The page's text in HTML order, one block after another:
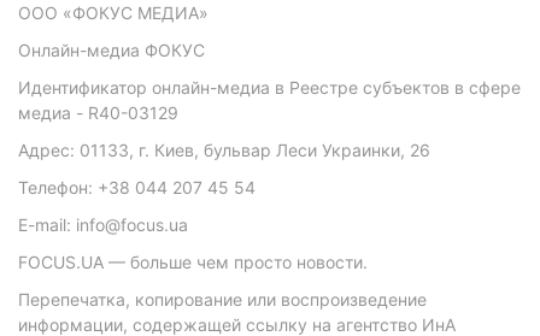
ООО «ФОКУС МЕДИА»
Онлайн-медиа ФОКУС
Идентификатор онлайн-медиа в Реестре субъектов в сфере
медиа - R40-03129
Адрес: 01133, г. Киев, бульвар Леси Украинки, 26
Телефон: +38 044 207 45 54
E-mail: info@focus.ua
FOCUS.UA — больше чем просто новости.
Перепечатка, копирование или воспроизведение
информации, содержащей ссылку на агентство ИнА